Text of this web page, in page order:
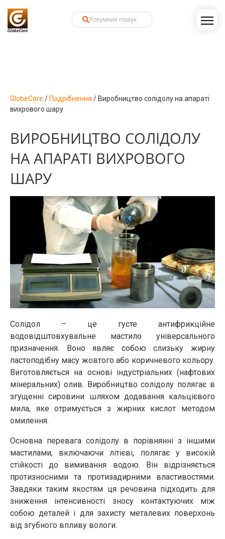
GlobeCore / Подрібнення / Виробництво солідолу на апараті
вихрового шару
ВИРОБНИЦТВО СОЛІДОЛУ
НА АПАРАТІ ВИХРОВОГО
ШАРУ
Солідол – це густе антифрикційне
водовідштовхувальне мастило універсального
призначення. Воно являє собою слизьку жирну
пастоподібну масу жовтого або коричневого кольору.
Виготовляється на основі індустріальних (нафтових
мінеральних) олив. Виробництво солідолу полягає в
згущенні сировини шляхом додавання кальцієвого
мила, яке отримується з жирних кислот методом
омилення.
Основна перевага солідолу в порівнянні з іншими
мастилами, включаючи літієві, полягає у високій
стійкості до вимивання водою. Він відрізняється
протизносними та протизадирними властивостями.
Завдяки таким якостям ця речовина підходить для
зниження інтенсивності зносу контактуючих між
собою деталей і для захисту металевих поверхонь
від згубного впливу вологи.